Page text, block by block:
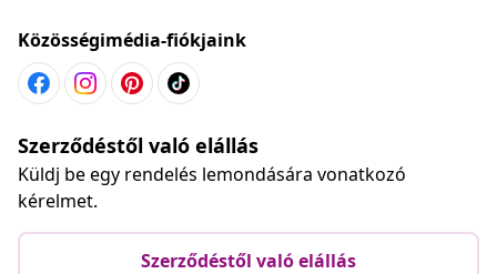
Közösségimédia-fiókjaink
Szerződéstől való elállás
Küldj be egy rendelés lemondására vonatkozó
kérelmet.
Szerződéstől való elállás